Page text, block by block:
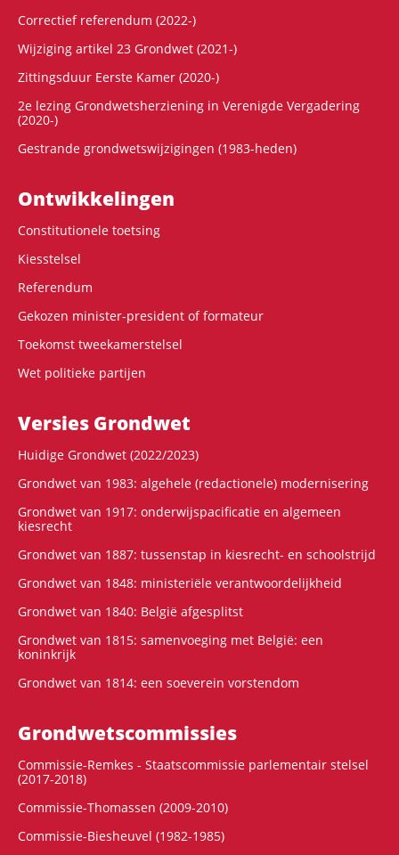
Correctief referendum (2022-)
Wijziging artikel 23 Grondwet (2021-)
Zittingsduur Eerste Kamer (2020-)
2e lezing Grondwetsherziening in Verenigde Vergadering
(2020-)
Gestrande grondwetswijzigingen (1983-heden)
Ontwikke­lingen
Constitutionele toetsing
Kiesstelsel
Referendum
Gekozen minister-president of formateur
Toekomst tweekamerstelsel
Wet politieke partijen
Versies Grondwet
Huidige Grondwet (2022/2023)
Grondwet van 1983: algehele (redactionele) modernisering
Grondwet van 1917: onderwijspacificatie en algemeen
kiesrecht
Grondwet van 1887: tussenstap in kiesrecht- en schoolstrijd
Grondwet van 1848: ministeriële verantwoordelijkheid
Grondwet van 1840: België afgesplitst
Grondwet van 1815: samenvoeging met België: een
koninkrijk
Grondwet van 1814: een soeverein vorstendom
Grondwets­commissies
Commissie-Remkes - Staatscommissie parlementair stelsel
(2017-2018)
Commissie-Thomassen (2009-2010)
Commissie-Biesheuvel (1982-1985)